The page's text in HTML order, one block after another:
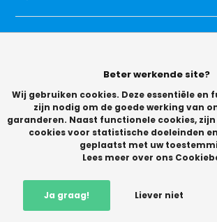
Categorieën
Vikingchoice.nl - Scherpe prijzen! Ruime
Beter werkende site?
Wij gebruiken cookies. Deze essentiële en
zijn nodig om de goede werking van
garanderen. Naast functionele cookies,
cookies voor statistische doeleinden
geplaatst met uw
Lees meer over ons
Ja graag! Liever niet